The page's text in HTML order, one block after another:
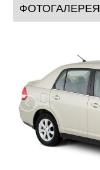
ФОТОГАЛЕРЕЯ